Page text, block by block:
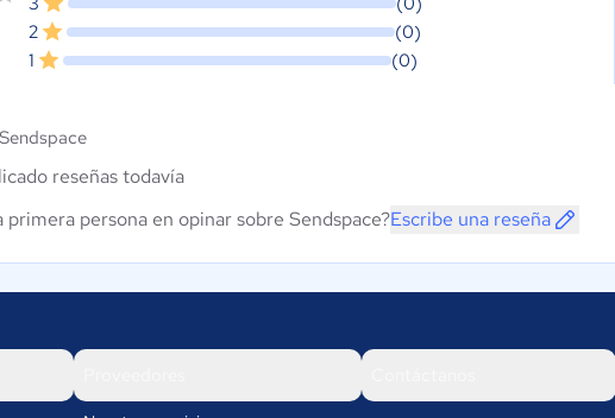
2
(0)
1
(0)
Sendspace
reseñas todavía
primera persona en opinar sobre Sendspace?Escribe una reseña